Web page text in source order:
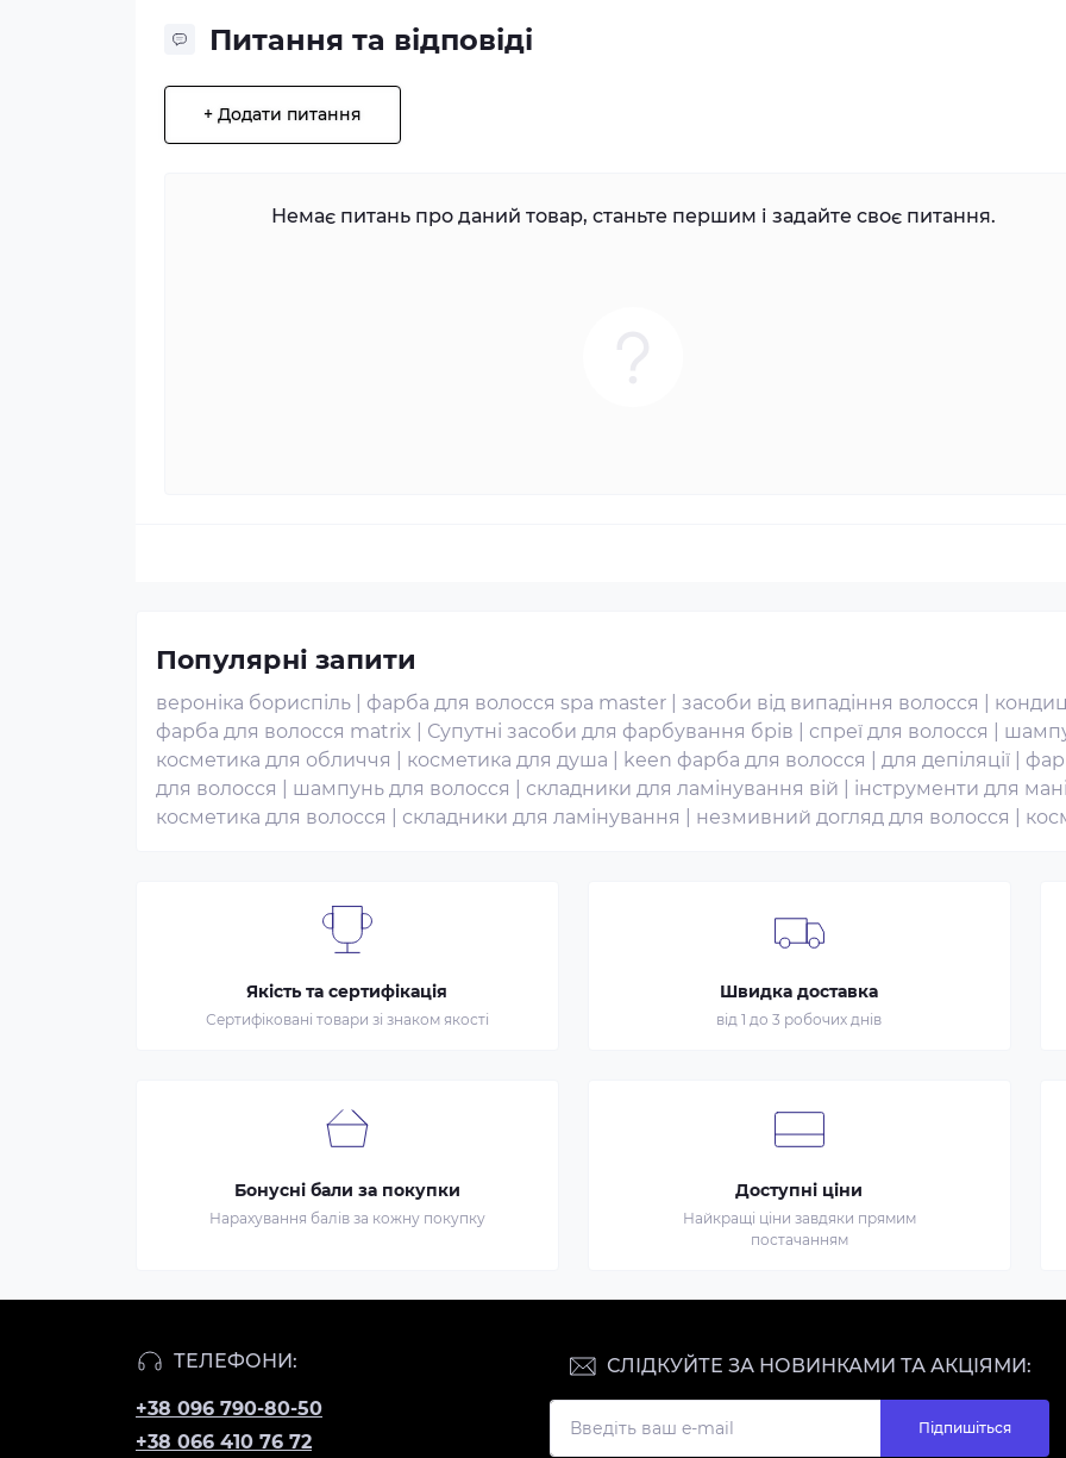
Питання та відповіді
+ Додати питання
Немає питань про даний товар, станьте першим і задайте своє питання.
Популярні запити
вероніка бориспіль фарба для волосся spa master засоби від випадіння волосся
фарба для волосся matrix
Супутні засоби для фарбування брів спреї для волосся
косметика для обличчя
косметика для душа keen фарба для волосся для депіляції
для волосся
шампунь для волосся складники для ламінування вій
інструменти для
косметика для волосся
складники для ламінування незмивний догляд для волосся
Якість та сертифікація
Сертифіковані товари зі знаком якості
Швидка доставка
від 1 до 3 робочих днів
Бонусні бали за покупки
Нарахування балів за кожну покупку
Доступні ціни
Найкращі ціни завдяки прямим
постачанням
ТЕЛЕФОНИ:
+38 096 790-80-50
+38 066 410 76 72
СЛІДКУЙТЕ ЗА НОВИНКАМИ ТА АКЦІЯМИ:
Підпишіться